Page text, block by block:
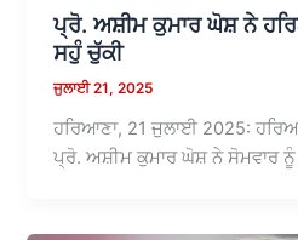
ਪ੍ਰੋ. ਅਸ਼ੀਮ ਕੁਮਾਰ ਘੋਸ਼ ਨੇ
ਸਹੁੰ ਚੁੱਕੀ
ਜੁਲਾਈ 21, 2025
ਹਰਿਆਣਾ, 21 ਜੁਲਾਈ 2025:
ਪ੍ਰੋ. ਅਸ਼ੀਮ ਕੁਮਾਰ ਘੋਸ਼ ਨੇ ਸੋਮਵਾਰ